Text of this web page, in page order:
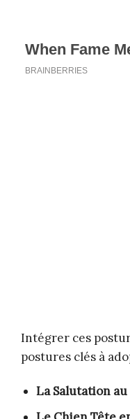
Intégrer ces
postures clés à
La Salutation au